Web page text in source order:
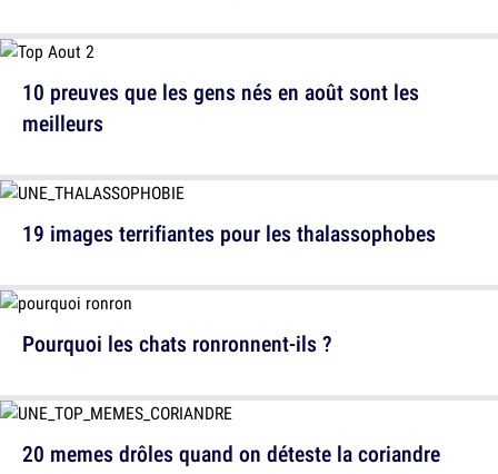
10 preuves que les gens nés en août sont les
meilleurs
Pourquoi les chats ronronnent-ils ?
19 images terrifiantes pour les thalassophobes
20 memes drôles quand on déteste la coriandre